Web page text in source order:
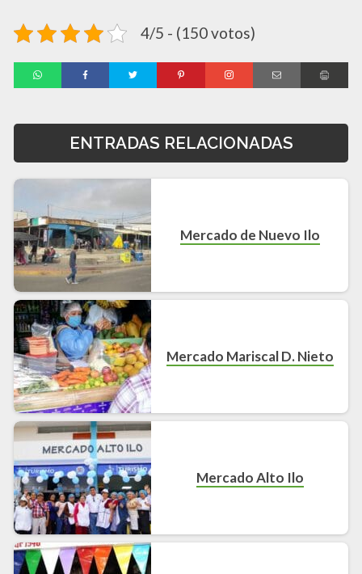
4/5 - (150 votos)
ENTRADAS RELACIONADAS
Mercado de Nuevo Ilo
Mercado Mariscal D. Nieto
Mercado Alto Ilo